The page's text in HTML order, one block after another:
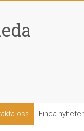
oss Finca-nyheter